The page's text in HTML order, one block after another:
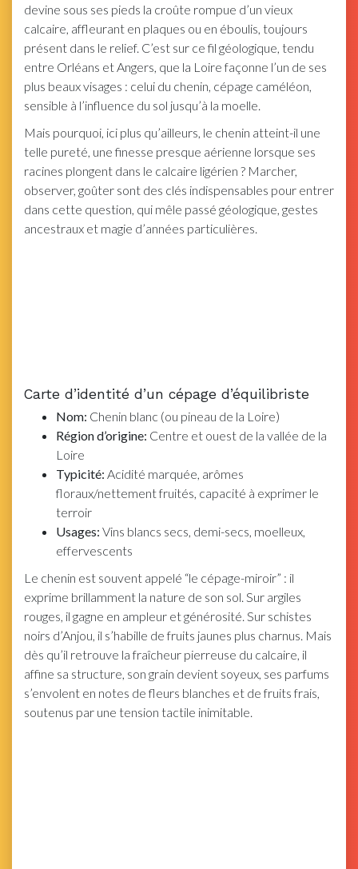
devine sous ses pieds la croûte rompue d’un vieux
calcaire, affleurant en plaques ou en éboulis, toujours
présent dans le relief. C’est sur ce fil géologique, tendu
entre Orléans et Angers, que la Loire façonne l’un de ses
plus beaux visages : celui du chenin, cépage caméléon,
sensible à l’influence du sol jusqu’à la moelle.
Mais pourquoi, ici plus qu’ailleurs, le chenin atteint-il une
telle pureté, une finesse presque aérienne lorsque ses
racines plongent dans le calcaire ligérien ? Marcher,
observer, goûter sont des clés indispensables pour entrer
dans cette question, qui mêle passé géologique, gestes
ancestraux et magie d’années particulières.
Carte d’identité d’un cépage d’équilibriste
Nom: Chenin blanc (ou pineau de la Loire)
Région d’origine: Centre et ouest de la vallée de la
Loire
Typicité: Acidité marquée, arômes
floraux/nettement fruités, capacité à exprimer le
terroir
Usages: Vins blancs secs, demi-secs, moelleux,
effervescents
Le chenin est souvent appelé “le cépage-miroir” : il
exprime brillamment la nature de son sol. Sur argiles
rouges, il gagne en ampleur et générosité. Sur schistes
noirs d’Anjou, il s’habille de fruits jaunes plus charnus. Mais
dès qu’il retrouve la fraîcheur pierreuse du calcaire, il
affine sa structure, son grain devient soyeux, ses parfums
s’envolent en notes de fleurs blanches et de fruits frais,
soutenus par une tension tactile inimitable.